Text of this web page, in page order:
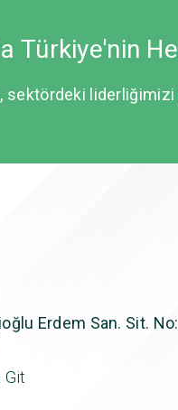
Türkiye'nin
sektördeki
Erdem San. Sit.
Git